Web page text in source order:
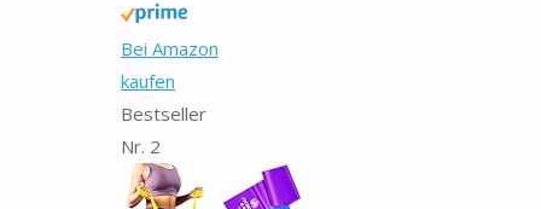
Bei Amazon
kaufen
Bestseller
Nr. 2